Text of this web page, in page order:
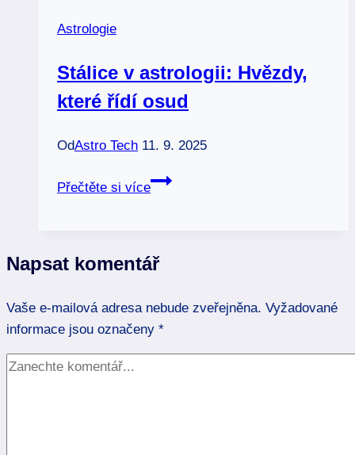
vliv
Astrologie
Stálice v astrologii: Hvězdy,
které řídí osud
OdAstro Tech 11. 9. 2025
Přečtěte si více
Stálice
které
osud
Napsat komentář
Vaše e-mailová adresa nebude zveřejněna. Vyžadované
informace jsou označeny *